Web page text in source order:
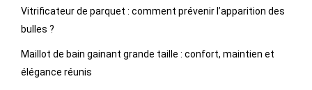
Vitrificateur de parquet : comment prévenir l’apparition des
bulles ?
Maillot de bain gainant grande taille : confort, maintien et
élégance réunis